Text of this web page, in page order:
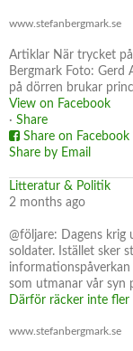
www.stefanbergmark.se
Artiklar När trycket
Bergmark Foto: Gerd
på dörren brukar
View on Facebook
· Share
Share on Facebook
Share by Email
Litteratur & Politik
2 months ago
@följare: Dagens krig
soldater. Istället sker
som utmanar vår syn
Därför räcker inte fler
www.stefanbergmark.se